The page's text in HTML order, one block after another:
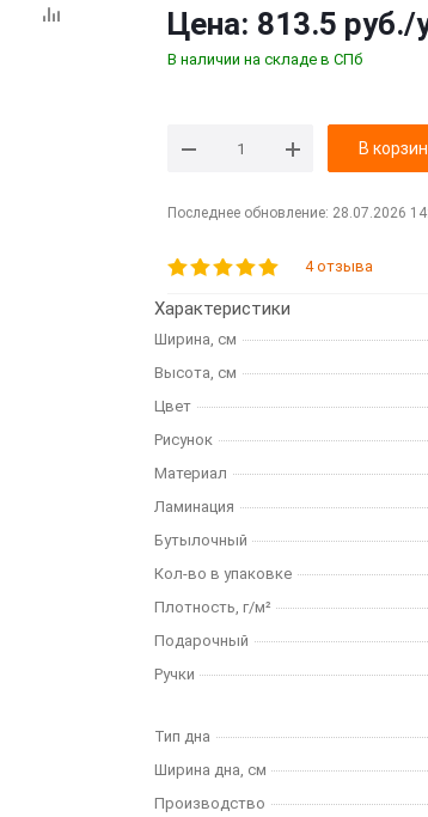
Цена: 813.5 руб./
В наличии на складе в СПб
В
Последнее обновление: 28.07.2026
4 отзыва
Характеристики
Ширина, см
Высота, см
Цвет
Рисунок
Материал
Ламинация
Бутылочный
Кол-во в упаковке
Плотность, г/м²
Подарочный
Ручки
Тип дна
Ширина дна, см
Производство